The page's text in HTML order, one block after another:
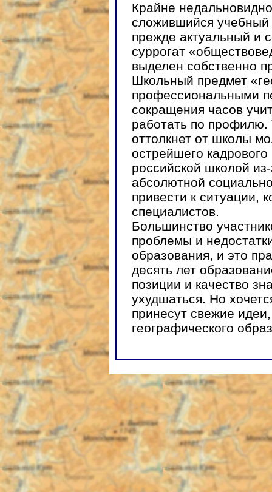
Крайне
сложившийся учебный
прежде актуальный и
суррогат
выделен собственно
Школьный предмет
профессиональными
сокращения часов
работать по профилю.
оттолкнет от школы
острейшего
российской школой
абсолютной
привести к ситуации,
специалистов.
Большинство
проблемы и
образования, и это
десять лет
позиции и качество
ухудшаться. Но
принесут свежие
географического